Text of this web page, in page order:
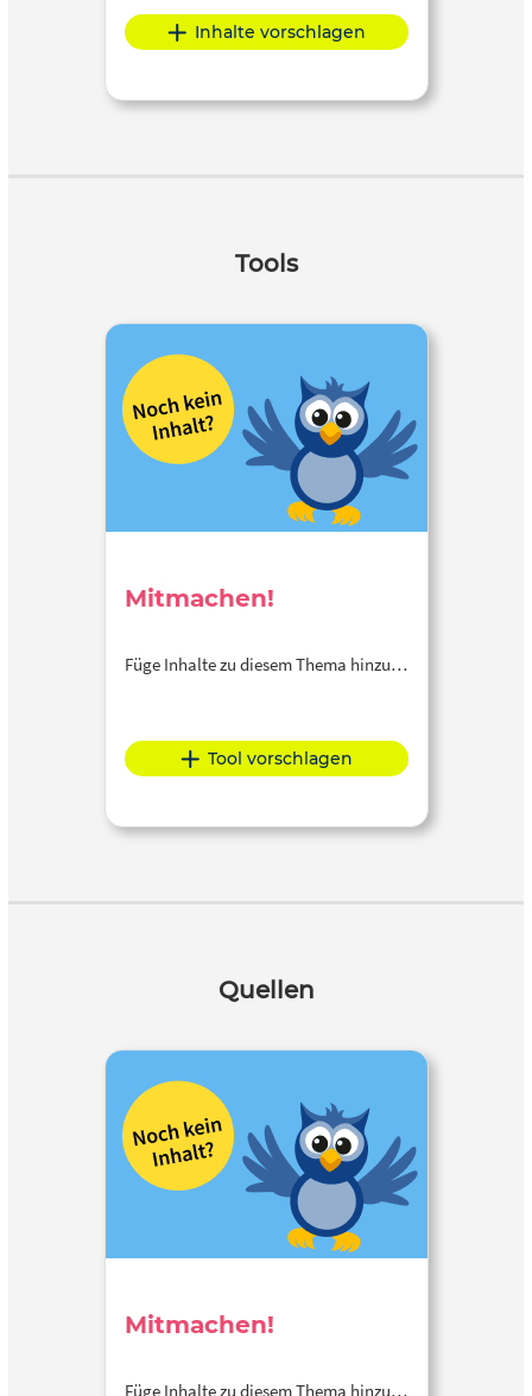
Inhalte vorschlagen
Tools
Mitmachen!
Füge Inhalte zu diesem Thema hinzu…
Tool vorschlagen
Quellen
Mitmachen!
Füge Inhalte zu diesem Thema hinzu…